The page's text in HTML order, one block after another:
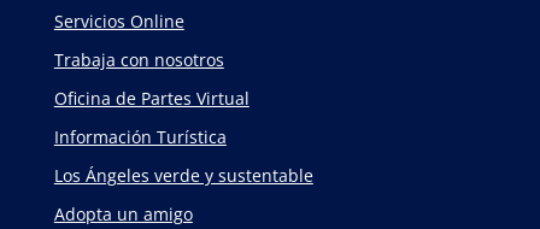
Servicios Online
Trabaja con nosotros
Oficina de Partes Virtual
Información Turística
Los Ángeles verde y sustentable
Adopta un amigo